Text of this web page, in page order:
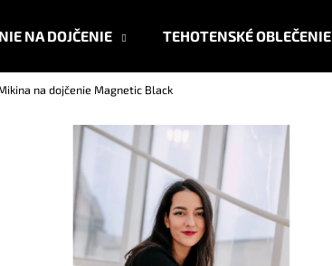
NA DOJČENIE TEHOTENSKÉ OBLEČENIE
na dojčenie Magnetic Black
Čo potrebujete nájsť?
Odporúčame